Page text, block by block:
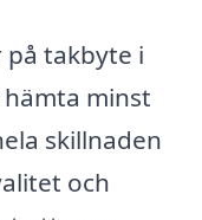
på takbyte i
minst
skillnaden
och